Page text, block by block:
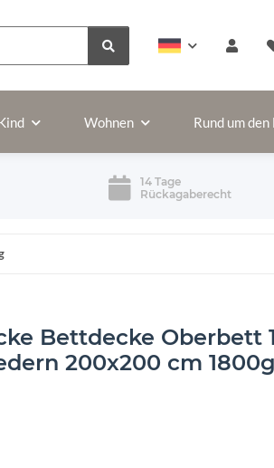
Wohnen Rund um den
14 Tage
Rückagaberecht
Bettdecke Oberbett
200x200 cm 1800g